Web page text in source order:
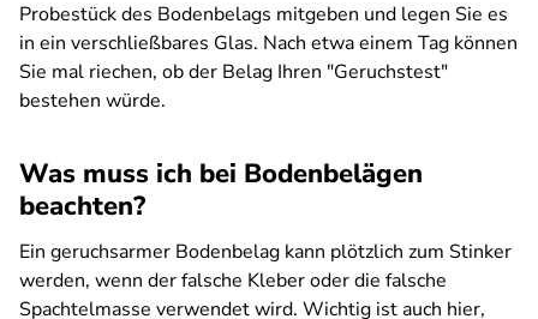
Probestück des Bodenbelags mitgeben und legen Sie es
in ein verschließbares Glas. Nach etwa einem Tag können
Sie mal riechen, ob der Belag Ihren "Geruchstest"
bestehen würde.
Was muss ich bei Bodenbelägen
beachten?
Ein geruchsarmer Bodenbelag kann plötzlich zum Stinker
werden, wenn der falsche Kleber oder die falsche
Spachtelmasse verwendet wird. Wichtig ist auch hier,